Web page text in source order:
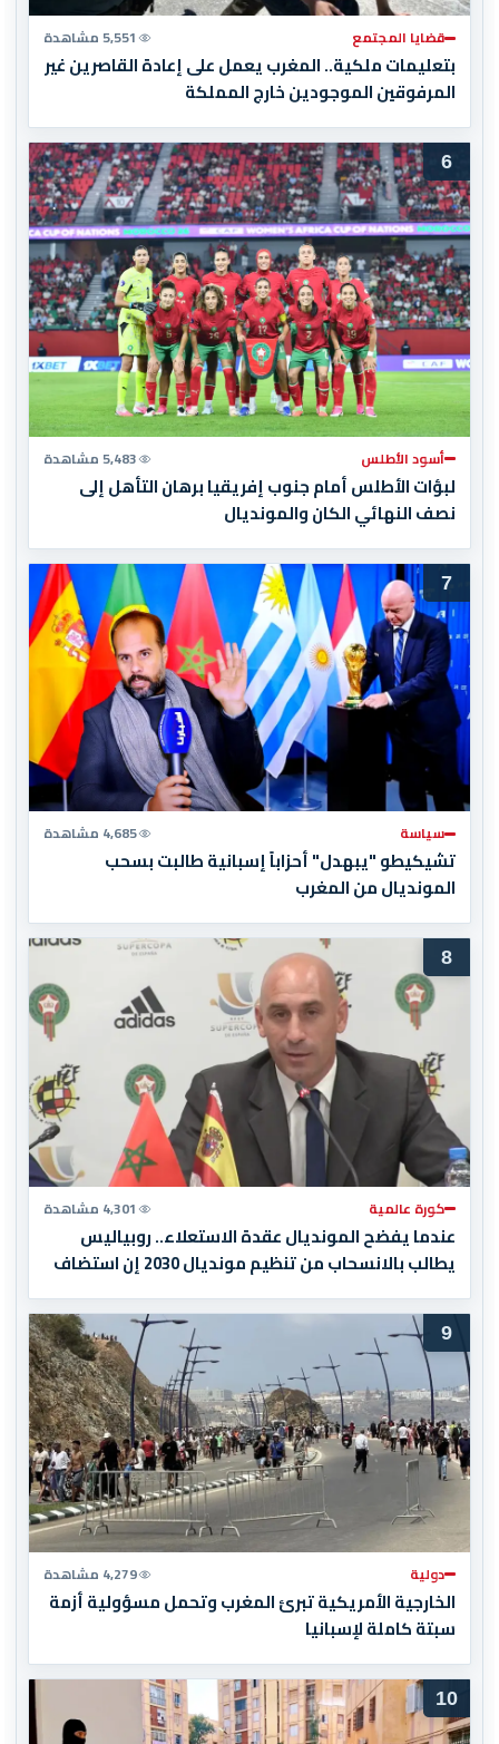
قضايا المجتمع 5,551 مشاهدة
بتعليمات ملكية.. المغرب يعمل على إعادة القاصرين غير
المرفوقين الموجودين خارج المملكة
6
أسود الأطلس 5,483 مشاهدة
لبؤات الأطلس أمام جنوب إفريقيا برهان التأهل إلى
نصف النهائي الكان والمونديال
7
سياسة 4,685 مشاهدة
تشيكيطو "يبهدل" أحزاباً إسبانية طالبت بسحب
المونديال من المغرب
8
كورة عالمية 4,301 مشاهدة
عندما يفضح المونديال عقدة الاستعلاء.. روبياليس
يطالب بالانسحاب من تنظيم مونديال 2030 إن استضاف
9
دولية 4,279 مشاهدة
الخارجية الأمريكية تبرئ المغرب وتحمل مسؤولية أزمة
سبتة كاملة لإسبانيا
10